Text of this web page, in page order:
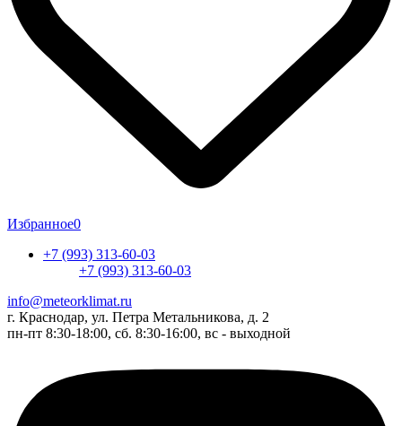
Избранное0
+7 (993) 313-60-03
+7 (993) 313-60-03
info@meteorklimat.ru
г. Краснодар, ул. Петра Метальникова, д. 2
пн-пт 8:30-18:00, сб. 8:30-16:00, вс - выходной